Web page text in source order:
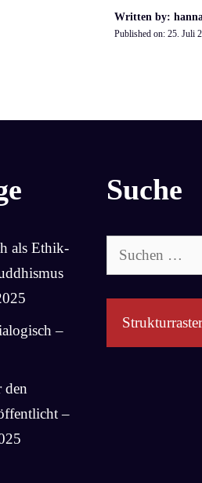
Written by:
Published on:25. Juli
als Ethik-
–
den
–
Suche
Suchen
nach: